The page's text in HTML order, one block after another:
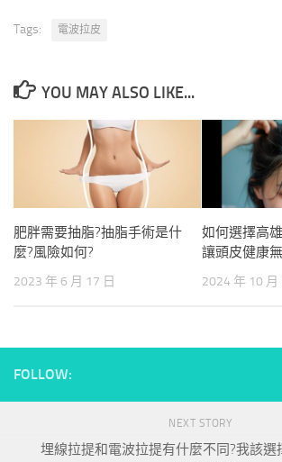
Tags: 電波拉皮
YOU MAY ALSO LIKE...
肥胖需要抽脂?抽脂手術是什
麼?風險如何?
2023 年 6 月 17 日
如何選擇高
讓頭皮健康
2024 年 10 月
FOLLOW:
NEXT STORY
埋線拉提和電波拉提有什麼不同?我該選